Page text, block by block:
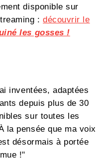
disponible sur
:découvrir le
les gosses !
inventées, adaptées
depuis plus de 30
sur toutes les
la pensée que ma voix
désormais à portée
!"